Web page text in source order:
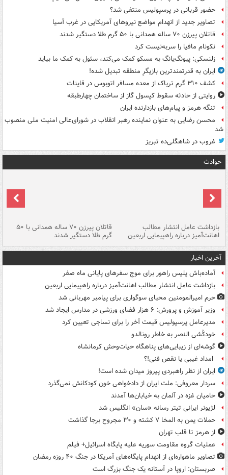
حضور قربانی در پرسپولیس منتفی شد؟
تصاویر جدید از انهدام مواضع نیروهای آمریکایی در غرب آسیا
قاتلان پیرزن ۷۰ ساله همدانی با ۵۰ گرم طلا دستگیر شدند
نکونام مافیا را سربه‌نیست کرد
زلنسکی: پیونگ‌یانگ به مسکو کمک می‌کند، سئول به کمک ما بیاید
ایران به قدرتمندترین بازیگرِ منطقه تبدیل شده!
کشف ۳۱۰ گرم تریاک از معده مسافر اتوبوس در قاینات
روایتی از حادثه سقوط کپسول گاز از ساختمان چهارطبقه
تنگه هرمز و پیام‌های بازدارنده ایران
محسن رضایی به عنوان نماینده رهبر انقلاب در شورای‌عالی امنیت ملی منصوب
شد
غروب در شاهگلی‌ده تبریز
حوادث
بازداشت عامل انتشار مطالب
اهانت‌آمیز درباره راهپیمایی اربعین
قاتلان پیرزن ۷۰ ساله همدانی با ۵۰
گرم طلا دستگیر شدند
آخرین اخبار
آماده‌باش پلیس راهور برای موج سفرهای پایانی ماه صفر
بازداشت عامل انتشار مطالب اهانت‌آمیز درباره راهپیمایی اربعین
حرم امیرالمومنین محیای سوگواری برای پیامبر مهربانی شد
وزیر آموزش و پرورش: ۶ هزار فضای ورزشی در مدارس ایجاد شد
مدیرعامل پرسپولیس قیمت آخر را برای نساجی تعیین کرد
خودکُشی النصر به خاطر رونالدو
گوشه‌ای از زیبایی‌های پناهگاه‌ حیات‌وحش کرمانشاه
امداد غیبی یا نقص فنی!؟
ایران از نظر راهبردی پیروز میدان شده است!
سردار معروفی: ملت ایران از دادخواهی خون کودکانش نمی‌گذرد
حامیان غزه در آلمان به خیابان‌ها آمدند
لژیونر ایرانی تیتر رسانه «سان» انگلیس شد
حملات یمن به المخا ۷ کشته و ۳۰ مجروح برجا گذاشت
از هرمز تا قلب تهران
عملیات گروه مقاومت سوریه علیه پایگاه اسرائیل+ فیلم
تصاویر ماهواره‌ای از انهدام پایگاه‌های آمریکا در جنگ ۴۰ روزه رمضان
صربستان: اروپا در آستانه یک جنگ بزرگ است